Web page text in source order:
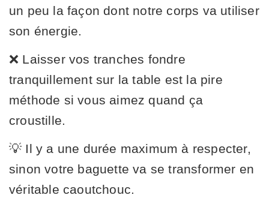
un peu la façon dont notre corps va utiliser
son énergie.
❌ Laisser vos tranches fondre
tranquillement sur la table est la pire
méthode si vous aimez quand ça
croustille.
💡 Il y a une durée maximum à respecter,
sinon votre baguette va se transformer en
véritable caoutchouc.